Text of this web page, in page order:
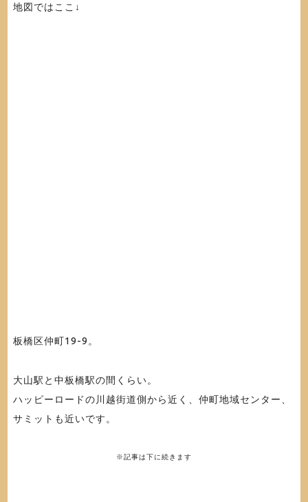
地図ではここ↓
板橋区仲町19-9。
大山駅と中板橋駅の間くらい。
ハッピーロードの川越街道側から近く、仲町地域センター、
サミットも近いです。
※記事は下に続きます